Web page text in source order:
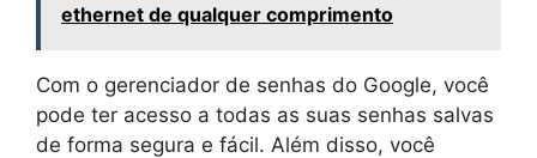
ethernet de qualquer comprimento
Com o gerenciador de senhas do Google, você
pode ter acesso a todas as suas senhas salvas
de forma segura e fácil. Além disso, você